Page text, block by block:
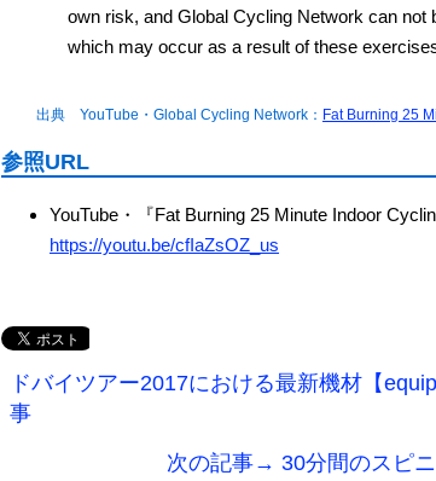
own risk, and Global Cycling Network can not
which may occur as a result of these
出典 YouTube・Global Cycling Network： Fat Burning 25
参照URL
YouTube・『Fat Burning 25 Minute Indoor
https://youtu.be/cfIaZsOZ_us
ドバイツアー2017における最新機材【
事
次の記事→ 30分間のスピ